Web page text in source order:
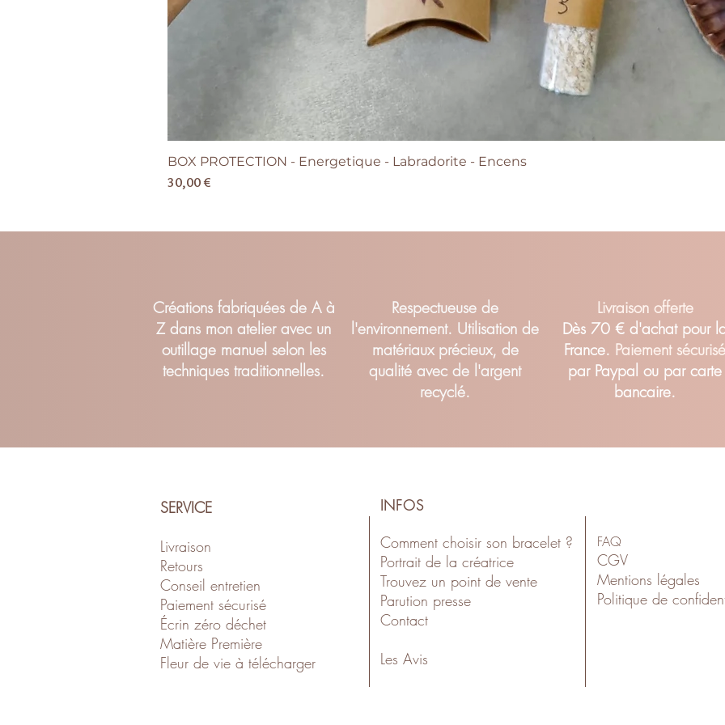
Aperçu rapide
BOX PROTECTION - Energetique - Labradorite - Encens
Prix
30,00 €
Créations fabriquées de A à
Z dans mon atelier avec un
outillage manuel selon les
techniques traditionnelles.
Respectueuse de
l'environnement. Utilisation de
matériaux précieux, de
qualité avec de l'argent
recyclé.
Livraison offerte
Dès 70 € d'achat pour
France. Paiement sécurisé
par Paypal ou par carte
bancaire.
SERVICE
Livraison
Retours
Conseil entretien
Paiement sécurisé
Écrin zéro déchet
Matière Première
Fleur de vie à télécharger
INFOS
Comment choisir son bracelet ?
Portrait de la créatrice
Trouvez un point de vente
Parution presse
Contact
Les Avis
FAQ
CGV
Mentions légales
Politique de